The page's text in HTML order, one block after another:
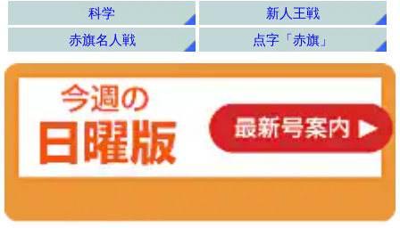
科学
新人王戦
赤旗名人戦
点字「赤旗」